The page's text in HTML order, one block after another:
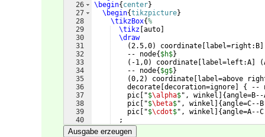
26
27
28
29
30
31
32
33
34
35
36
37
38
39
40
41
\begin{ center}
\begin{tikzpicture}
\tikzBox{%
\tikz auto
\draw
(2.5,0) coordinate label=right:B
    -- node
{ $h$}
( -1,0) coordinate label=left:A (
    -- node
{ $g$}
(0,2) coordinate
label=above
    decorate
decoration=ignore {
--
    pic
"$\alpha$", winkel {angle=B--
    pic
"$\beta$", winkel {angle=C--
    pic
"$\cdot$", winkel {angle=A--
  ;
}
Ausgabe erzeugen